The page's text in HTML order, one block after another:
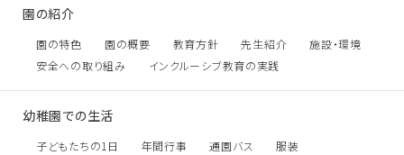
園の紹介
園の特色 園の概要 教育方針 先生紹介
施設・環境
安全への取り組み
インクルーシブ教育の実践
幼稚園での生活
子どもたちの1日 年間行事 通園バス
服装